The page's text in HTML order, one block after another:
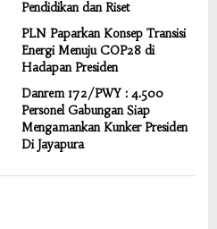
Pendidikan dan Riset
PLN Paparkan Konsep Transisi
Energi Menuju COP28 di
Hadapan Presiden
Danrem 172/PWY : 4.500
Personel Gabungan Siap
Mengamankan Kunker Presiden
Di Jayapura